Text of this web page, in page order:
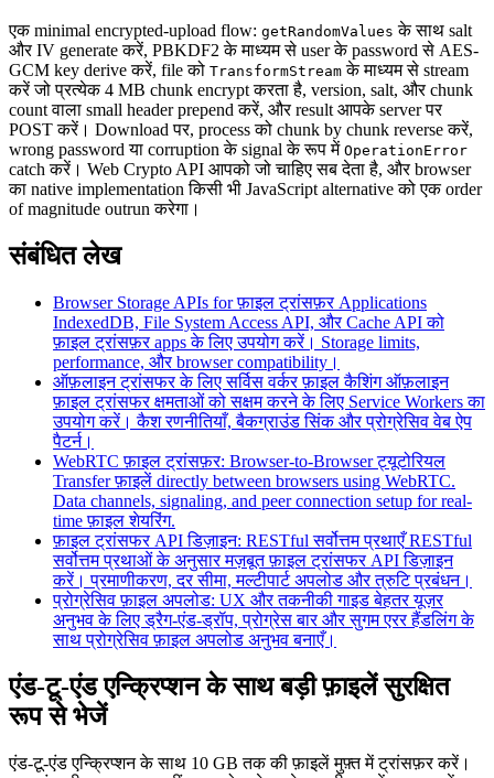
एक minimal encrypted-upload flow: getRandomValues के साथ salt
और IV generate करें, PBKDF2 के माध्यम से user के password से AES-
GCM key derive करें, file को TransformStream के माध्यम से stream
करें जो प्रत्येक 4 MB chunk encrypt करता है, version, salt, और chunk
count वाला small header prepend करें, और result आपके server पर
POST करें। Download पर, process को chunk by chunk reverse करें,
wrong password या corruption के signal के रूप में OperationError
catch करें। Web Crypto API आपको जो चाहिए सब देता है, और browser
का native implementation किसी भी JavaScript alternative को एक order
of magnitude outrun करेगा।
संबंधित लेख
Browser Storage APIs for फ़ाइल ट्रांसफ़र Applications
IndexedDB, File System Access API, और Cache API को
फ़ाइल ट्रांसफ़र apps के लिए उपयोग करें। Storage limits,
performance, और browser compatibility।
ऑफ़लाइन ट्रांसफर के लिए सर्विस वर्कर फ़ाइल कैशिंग ऑफ़लाइन
फ़ाइल ट्रांसफर क्षमताओं को सक्षम करने के लिए Service Workers का
उपयोग करें। कैश रणनीतियाँ, बैकग्राउंड सिंक और प्रोग्रेसिव वेब ऐप
पैटर्न।
WebRTC फ़ाइल ट्रांसफ़र: Browser-to-Browser ट्यूटोरियल
Transfer फ़ाइलें directly between browsers using WebRTC.
Data channels, signaling, and peer connection setup for real-
time फ़ाइल शेयरिंग.
फ़ाइल ट्रांसफर API डिज़ाइन: RESTful सर्वोत्तम प्रथाएँ RESTful
सर्वोत्तम प्रथाओं के अनुसार मज़बूत फ़ाइल ट्रांसफर API डिज़ाइन
करें। प्रमाणीकरण, दर सीमा, मल्टीपार्ट अपलोड और त्रुटि प्रबंधन।
प्रोग्रेसिव फ़ाइल अपलोड: UX और तकनीकी गाइड बेहतर यूज़र
अनुभव के लिए ड्रैग-एंड-ड्रॉप, प्रोग्रेस बार और सुगम एरर हैंडलिंग के
साथ प्रोग्रेसिव फ़ाइल अपलोड अनुभव बनाएँ।
एंड-टू-एंड एन्क्रिप्शन के साथ बड़ी फ़ाइलें सुरक्षित
रूप से भेजें
एंड-टू-एंड एन्क्रिप्शन के साथ 10 GB तक की फ़ाइलें मुफ़्त में ट्रांसफ़र करें।